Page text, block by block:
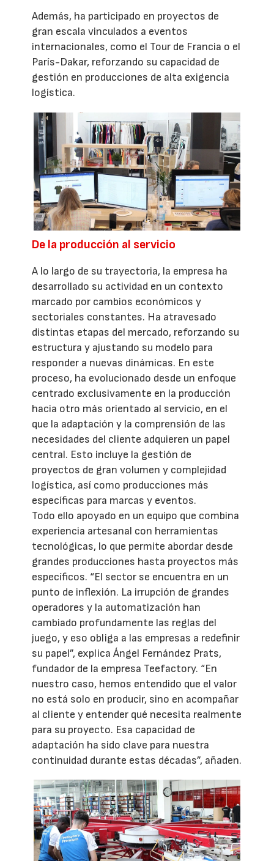
Además, ha participado en proyectos de
gran escala vinculados a eventos
internacionales, como el Tour de Francia o el
París-Dakar, reforzando su capacidad de
gestión en producciones de alta exigencia
logística.
De la producción al servicio
A lo largo de su trayectoria, la empresa ha
desarrollado su actividad en un contexto
marcado por cambios económicos y
sectoriales constantes. Ha atravesado
distintas etapas del mercado, reforzando su
estructura y ajustando su modelo para
responder a nuevas dinámicas. En este
proceso, ha evolucionado desde un enfoque
centrado exclusivamente en la producción
hacia otro más orientado al servicio, en el
que la adaptación y la comprensión de las
necesidades del cliente adquieren un papel
central. Esto incluye la gestión de
proyectos de gran volumen y complejidad
logística, así como producciones más
específicas para marcas y eventos.
Todo ello apoyado en un equipo que combina
experiencia artesanal con herramientas
tecnológicas, lo que permite abordar desde
grandes producciones hasta proyectos más
específicos. “El sector se encuentra en un
punto de inflexión. La irrupción de grandes
operadores y la automatización han
cambiado profundamente las reglas del
juego, y eso obliga a las empresas a redefinir
su papel”, explica Ángel Fernández Prats,
fundador de la empresa Teefactory. “En
nuestro caso, hemos entendido que el valor
no está solo en producir, sino en acompañar
al cliente y entender qué necesita realmente
para su proyecto. Esa capacidad de
adaptación ha sido clave para nuestra
continuidad durante estas décadas”, añaden.